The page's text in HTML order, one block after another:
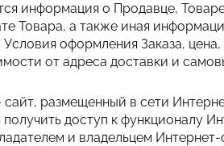
информация о Продавце,
Товара, а также иная
Условия оформления Заказа,
от адреса доставки и
сайт, размещенный в сети
доступ к функционалу
и владельцем